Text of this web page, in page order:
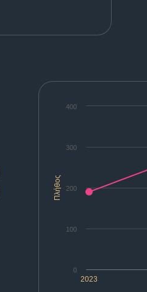
Πλήθος
2023
0
100
200
300
400